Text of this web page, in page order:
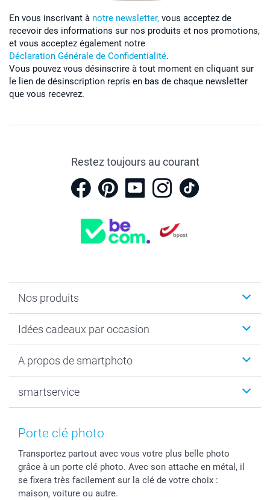
En vous inscrivant à notre newsletter, vous acceptez de
recevoir des informations sur nos produits et nos promotions,
et vous acceptez également notre
Déclaration Générale de Confidentialité.
Vous pouvez vous désinscrire à tout moment en cliquant sur
le lien de désinscription repris en bas de chaque newsletter
que vous recevrez.
Restez toujours au courant
Nos produits
Cadeaux photo
Tirage photo & agrandissement
MyNameBook
Stickers & Etiquettes
Cadres photo, accessoires déco & bonbons
Calendrier photos & Agendas photo
Dénicheur d'idées cadeau
Idées cadeaux par occasion
Anniversaire
Fin d'études
Naissance & baptême
Fête des Pères
Toussaint
Rentrée des classes
Communion
A propos de smartphoto
Durabilité
Conditions
Droit de rétraction
Plaintes
Conditions générales
Vie privée
smartservice
smartgarantie
smartfriends
Modes de paiement
Modes de livraison
Porte clé photo
Transportez partout avec vous votre plus belle photo
grâce à un porte clé photo. Avec son attache en métal, il
se fixera très facilement sur la clé de votre choix :
maison, voiture ou autre.